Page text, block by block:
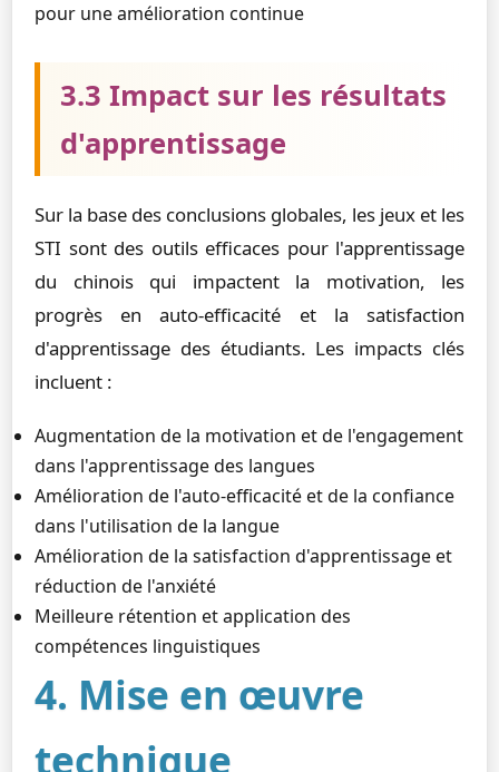
pour une amélioration continue
3.3 Impact sur les résultats
d'apprentissage
Sur la base des conclusions globales, les jeux et les
STI sont des outils efficaces pour l'apprentissage
du chinois qui impactent la motivation, les
progrès en auto-efficacité et la satisfaction
d'apprentissage des étudiants. Les impacts clés
incluent :
Augmentation de la motivation et de l'engagement
dans l'apprentissage des langues
Amélioration de l'auto-efficacité et de la confiance
dans l'utilisation de la langue
Amélioration de la satisfaction d'apprentissage et
réduction de l'anxiété
Meilleure rétention et application des
compétences linguistiques
4. Mise en œuvre
technique